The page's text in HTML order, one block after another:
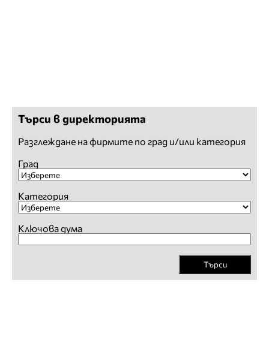
Търси в директорията
Разглеждане на фирмите по град и/или категория
Град
Категория
Ключова дума
Търси